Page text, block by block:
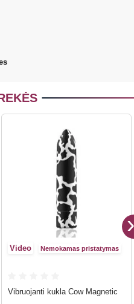
Video Nemokamas pristatymas
Vibruojanti kukla Cow Magnetic